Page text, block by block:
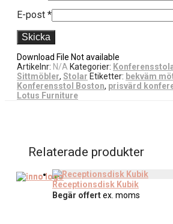
E-post *
Download File Not available
Artikelnr: N/A Kategorier:
Sittmöbler, Stolar Etiketter: bekväm
Konferensstol Boston, prisvärd
Lotus Furniture
Relaterade produkter
Receptionsdisk Kubik
Begär offertex. moms